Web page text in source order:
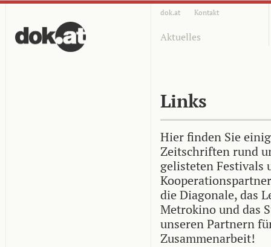
dok.at Kontakt
Aktuelles
Links
Hier finden Sie
Zeitschriften rund
gelisteten Festivals
die Diagonale, das
Metrokino und das
unseren Partnern
Zusammenarbeit!